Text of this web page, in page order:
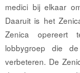
medici bij elkaar
Daaruit is het
Zenica opereert
lobbygroep die
verbeteren. De